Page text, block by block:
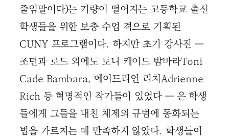
줄임말이다)는 기량이 떨어지는 고등학교 출신
학생들을 위한 보충 수업 격으로 기획된
CUNY 프로그램이다. 하지만 초기 강사진 ―
조던과 로드 외에도 토니 케이드 밤바라Toni
Cade Bambara, 에이드리언 리치Adrienne
Rich 등 혁명적인 작가들이 있었다 ― 은 학생
들에게 그들을 내친 체제의 규범에 동화되는
법을 가르치는 데 만족하지 않았다. 학생들이